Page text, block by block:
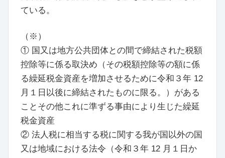
ている。
（※）
① 国又は地方公共団体との間で締結された税額
控除等に係る取決め（その税額控除等の額に係
る繰延税金資産を増加させるために令和３年 12
月１日以後に締結されたものに限る。）がある
ことその他これに準ずる事由により生じた繰延
税金資産
② 法人税に相当する税に関する我が国以外の国
又は地域における法令（令和３年 12 月１日か